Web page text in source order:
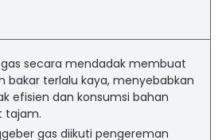
secara mendadak membuat
bakar terlalu kaya, menyebabkan
efisien dan konsumsi bahan
tajam.
gas diikuti pengereman